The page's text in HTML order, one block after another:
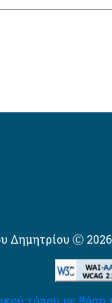
Δημητρίου Ⓒ